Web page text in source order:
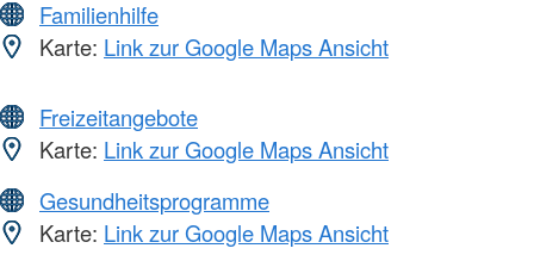
Familienhilfe
Karte: Link zur Google Maps Ansicht
Freizeitangebote
Karte: Link zur Google Maps Ansicht
Gesundheitsprogramme
Karte: Link zur Google Maps Ansicht